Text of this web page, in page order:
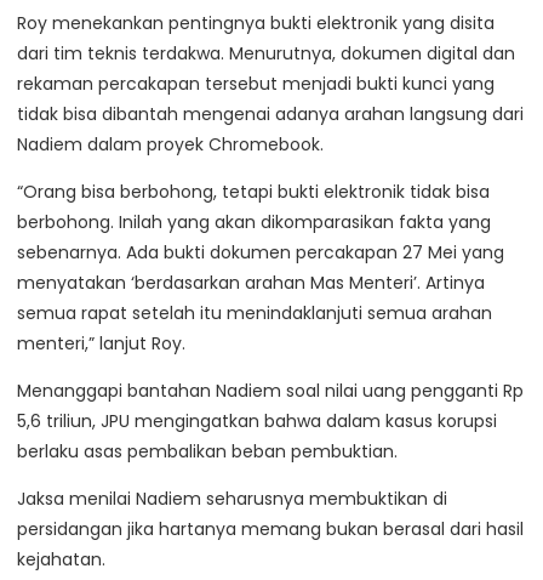
Roy menekankan pentingnya bukti elektronik yang disita
dari tim teknis terdakwa. Menurutnya, dokumen digital dan
rekaman percakapan tersebut menjadi bukti kunci yang
tidak bisa dibantah mengenai adanya arahan langsung dari
Nadiem dalam proyek Chromebook.
“Orang bisa berbohong, tetapi bukti elektronik tidak bisa
berbohong. Inilah yang akan dikomparasikan fakta yang
sebenarnya. Ada bukti dokumen percakapan 27 Mei yang
menyatakan ‘berdasarkan arahan Mas Menteri’. Artinya
semua rapat setelah itu menindaklanjuti semua arahan
menteri,” lanjut Roy.
Menanggapi bantahan Nadiem soal nilai uang pengganti Rp
5,6 triliun, JPU mengingatkan bahwa dalam kasus korupsi
berlaku asas pembalikan beban pembuktian.
Jaksa menilai Nadiem seharusnya membuktikan di
persidangan jika hartanya memang bukan berasal dari hasil
kejahatan.